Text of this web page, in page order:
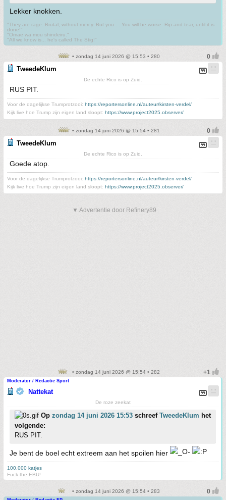
Lekker knokken.
"They are rage. Brutal, without mercy. But you.... You will be worse. Rip and tear, until it is
done!"
"Omae wa mou shindeiru."
"All we know is... he's called The Stig!"
• zondag 14 juni 2026 @ 15:53 • 280
TweedeKlum
De echte Rico is op Zuid.
RUS PIT.
Voor de dagelijkse Trumprotzooi: https://reportersonline.nl/auteur/kirsten-verdel/
Kijk live hoe Trump zijn eigen land sloopt: https://www.project2025.observer/
• zondag 14 juni 2026 @ 15:54 • 281
TweedeKlum
De echte Rico is op Zuid.
Goede atop.
Voor de dagelijkse Trumprotzooi: https://reportersonline.nl/auteur/kirsten-verdel/
Kijk live hoe Trump zijn eigen land sloopt: https://www.project2025.observer/
▼ Advertentie door Refinery89
• zondag 14 juni 2026 @ 15:54 • 282
Moderator / Redactie Sport
Nattekat
De roze zeekat
Op zondag 14 juni 2026 15:53 schreef TweedeKlum het
volgende:
RUS PIT.
Je bent de boel echt extreem aan het spoilen hier
100.000 katjes
Fuck the EBU!
• zondag 14 juni 2026 @ 15:54 • 283